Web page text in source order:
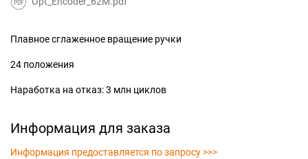
Плавное сглаженное вращение ручки
24 положения
Наработка на отказ: 3 млн циклов
Информация для заказа
Информация предоставляется по запросу >>>